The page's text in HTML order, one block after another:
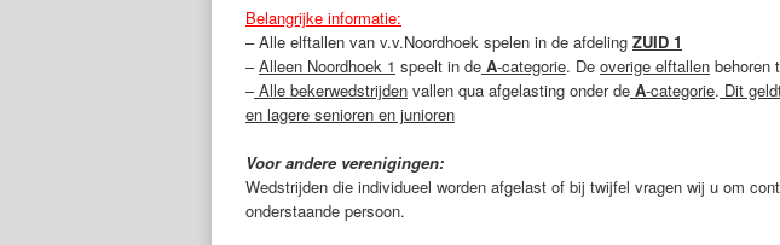
Belangrijke informatie:
– Alle elftallen van v.v.Noordhoek spelen in de afdeling ZUID 1
–Alleen Noordhoek 1 speelt in de A-categorie. De overige elftallen behoren
–Alle bekerwedstrijden vallen qua afgelasting onder de A-categorie. Dit
en lagere senioren en junioren
Voor andere verenigingen:
Wedstrijden die individueel worden afgelast of bij twijfel vragen wij u om
onderstaande persoon.